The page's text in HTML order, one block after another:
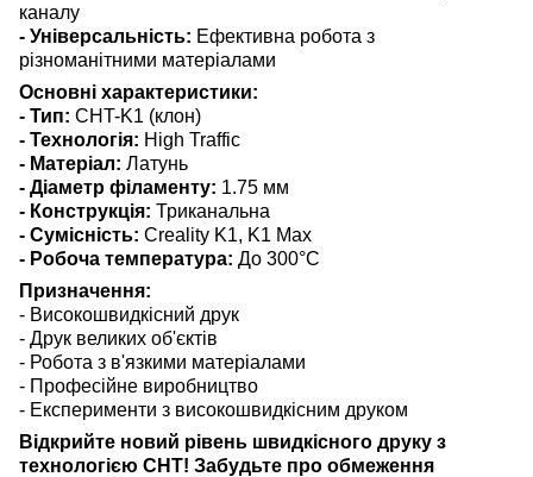
каналу
- Універсальність: Ефективна робота з
різноманітними матеріалами
Основні характеристики:
- Тип: CHT-K1 (клон)
- Технологія: High Traffic
- Матеріал: Латунь
- Діаметр філаменту: 1.75 мм
- Конструкція: Триканальна
- Сумісність: Creality K1, K1 Max
- Робоча температура: До 300°C
Призначення:
- Високошвидкісний друк
- Друк великих об'єктів
- Робота з в'язкими матеріалами
- Професійне виробництво
- Експерименти з високошвидкісним друком
Відкрийте новий рівень швидкісного друку з
технологією CHT! Забудьте про обмеження